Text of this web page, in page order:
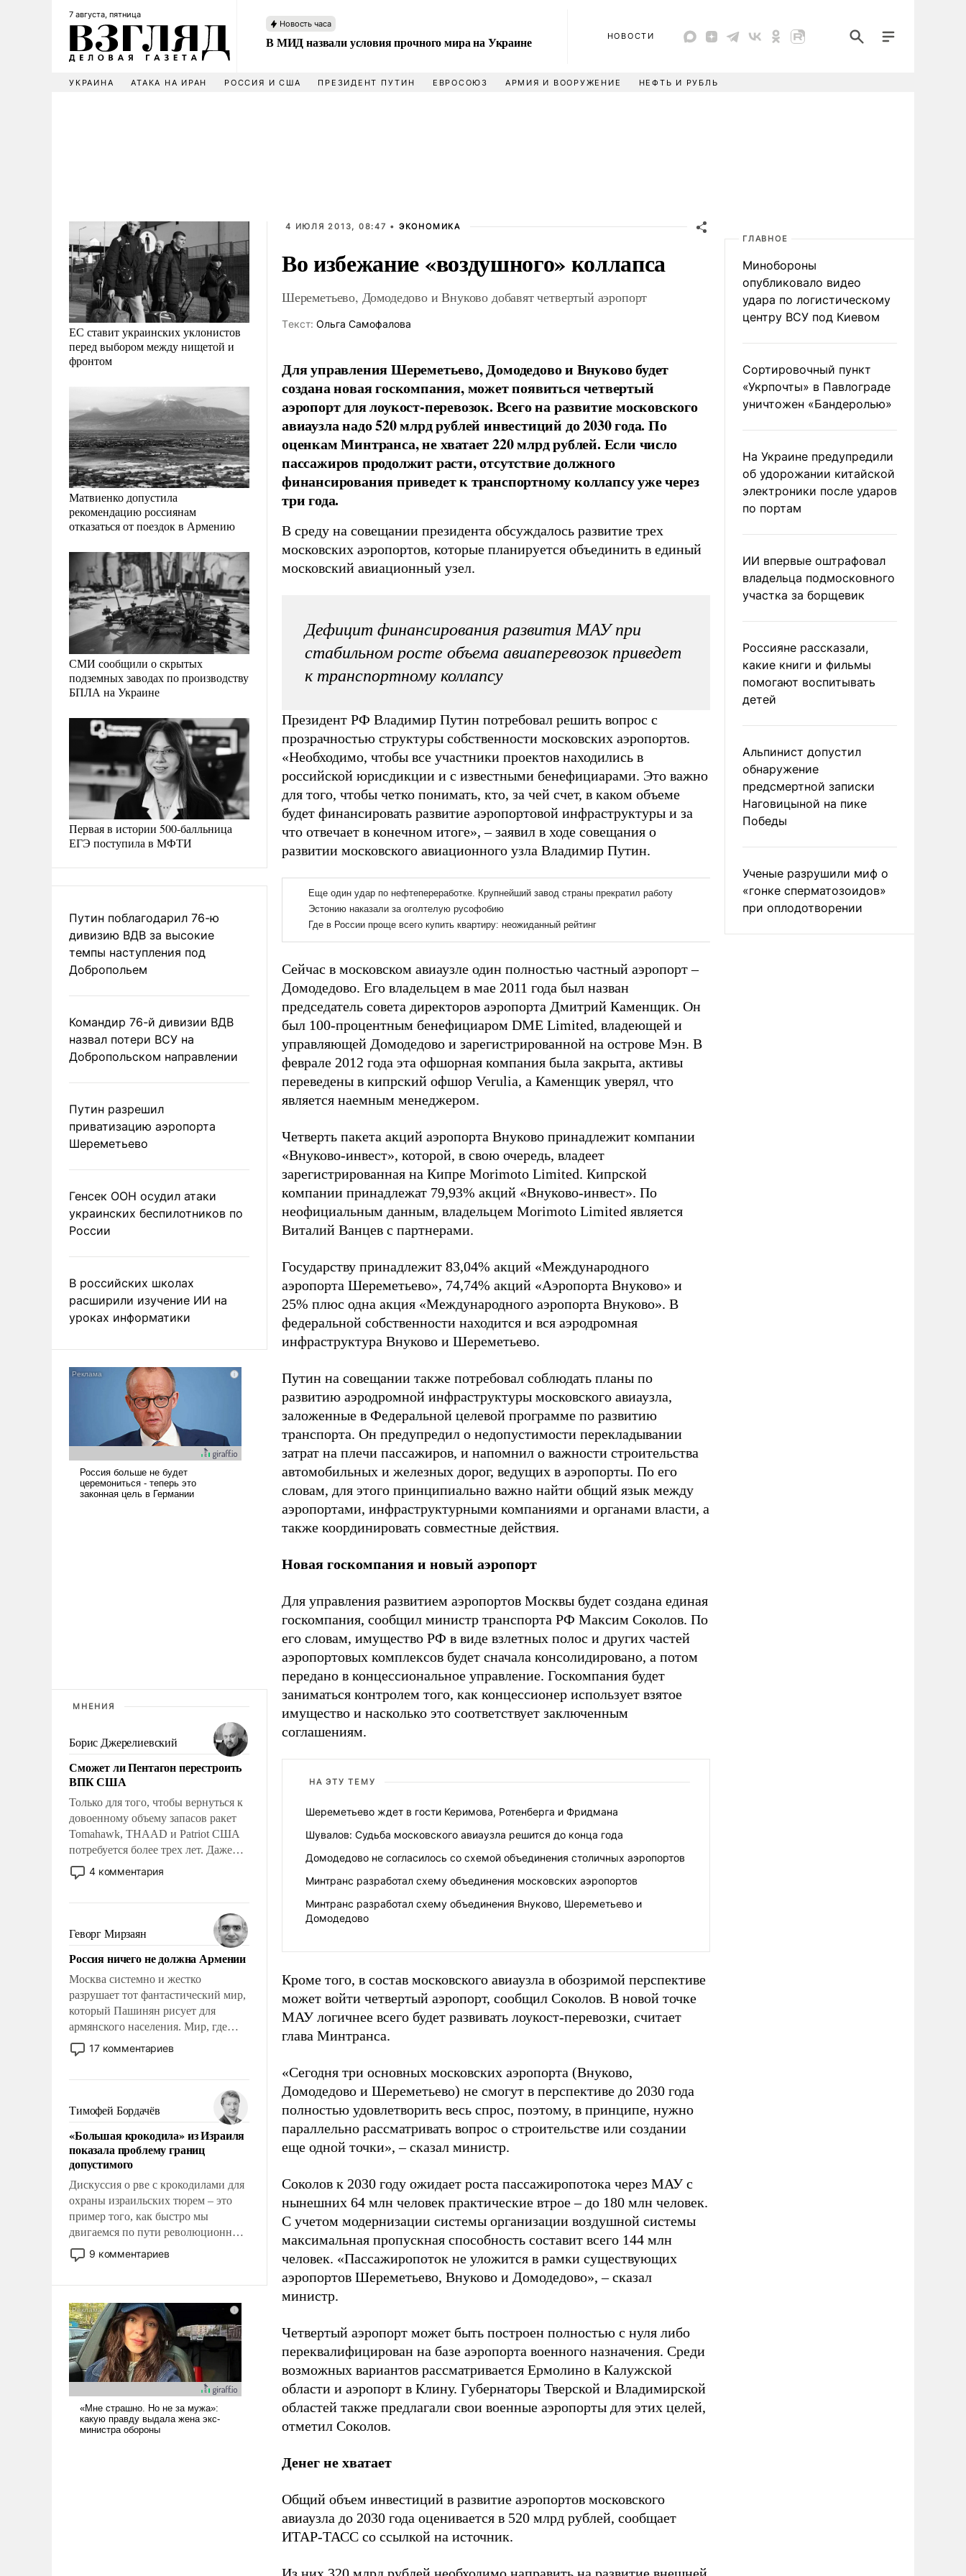
7 августа, пятница
Новость часа
В МИД назвали условия прочного мира на Украине НОВОСТИ
УКРАИНА АТАКА НА ИРАН РОССИЯ И США ПРЕЗИДЕНТ ПУТИН ЕВРОСОЮЗ АРМИЯ И ВООРУЖЕНИЕ НЕФТЬ И РУБЛЬ
ЕС ставит украинских уклонистов
перед выбором между нищетой и
фронтом
Матвиенко допустила
рекомендацию россиянам
отказаться от поездок в Армению
СМИ сообщили о скрытых
подземных заводах по производству
БПЛА на Украине
Первая в истории 500-балльница
ЕГЭ поступила в МФТИ
Путин поблагодарил 76-ю
дивизию ВДВ за высокие
темпы наступления под
Добропольем
Командир 76-й дивизии ВДВ
назвал потери ВСУ на
Добропольском направлении
Путин разрешил
приватизацию аэропорта
Шереметьево
Генсек ООН осудил атаки
украинских беспилотников по
России
В российских школах
расширили изучение ИИ на
уроках информатики
МНЕНИЯ
Борис Джерелиевский
Сможет ли Пентагон перестроить
ВПК США
Только для того, чтобы вернуться к
довоенному объему запасов ракет
Tomahawk, THAAD и Patriot США
потребуется более трех лет. Даже
небольшая война с Ираном
опустошила американские
уязвимости США, например, перед
Китаем.
4 комментария
Геворг Мирзаян
Россия ничего не должна Армении
Москва системно и жестко
разрушает тот фантастический мир,
который Пашинян рисует для
армянского населения. Мир, где
политические прожекты будут
безусловно оплачиваться за счет
где Еревану за свои поступки не
нужно отвечать.
17 комментариев
Тимофей Бордачёв
«Большая крокодила» из Израиля
показала проблему границ
допустимого
Дискуссия о рве с крокодилами для
охраны израильских тюрем – это
пример того, как быстро мы
двигаемся по пути революционных
изменений. То, что несколько лет
назад было образом для
9 комментариев
4 ИЮЛЯ 2013, 08:47 • ЭКОНОМИКА
Во избежание «воздушного» коллапса
Шереметьево, Домодедово и Внуково добавят четвертый аэропорт
Tекст: Ольга Самофалова
Для управления Шереметьево, Домодедово и Внуково будет
создана новая госкомпания, может появиться четвертый
аэропорт для лоукост-перевозок. Всего на развитие московского
авиаузла надо 520 млрд рублей инвестиций до 2030 года. По
оценкам Минтранса, не хватает 220 млрд рублей. Если число
пассажиров продолжит расти, отсутствие должного
финансирования приведет к транспортному коллапсу уже через
три года.
В среду на совещании президента обсуждалось развитие трех
московских аэропортов, которые планируется объединить в единый
московский авиационный узел.
Дефицит финансирования развития МАУ при
стабильном росте объема авиаперевозок приведет
к транспортному коллапсу
Президент РФ Владимир Путин потребовал решить вопрос с
прозрачностью структуры собственности московских аэропортов.
«Необходимо, чтобы все участники проектов находились в
российской юрисдикции и с известными бенефициарами. Это важно
для того, чтобы четко понимать, кто, за чей счет, в каком объеме
будет финансировать развитие аэропортовой инфраструктуры и за
что отвечает в конечном итоге», – заявил в ходе совещания о
развитии московского авиационного узла Владимир Путин.
Сейчас в московском авиаузле один полностью частный аэропорт –
Домодедово. Его владельцем в мае 2011 года был назван
председатель совета директоров аэропорта Дмитрий Каменщик. Он
был 100-процентным бенефициаром DME Limited, владеющей и
управляющей Домодедово и зарегистрированной на острове Мэн. В
феврале 2012 года эта офшорная компания была закрыта, активы
переведены в кипрский офшор Verulia, а Каменщик уверял, что
является наемным менеджером.
Четверть пакета акций аэропорта Внуково принадлежит компании
«Внуково-инвест», которой, в свою очередь, владеет
зарегистрированная на Кипре Morimoto Limited. Кипрской
компании принадлежат 79,93% акций «Внуково-инвест». По
неофициальным данным, владельцем Morimoto Limited является
Виталий Ванцев с партнерами.
Государству принадлежит 83,04% акций «Международного
аэропорта Шереметьево», 74,74% акций «Аэропорта Внуково» и
25% плюс одна акция «Международного аэропорта Внуково». В
федеральной собственности находится и вся аэродромная
инфраструктура Внуково и Шереметьево.
Путин на совещании также потребовал соблюдать планы по
развитию аэродромной инфраструктуры московского авиаузла,
заложенные в Федеральной целевой программе по развитию
транспорта. Он предупредил о недопустимости перекладывании
затрат на плечи пассажиров, и напомнил о важности строительства
автомобильных и железных дорог, ведущих в аэропорты. По его
словам, для этого принципиально важно найти общий язык между
аэропортами, инфраструктурными компаниями и органами власти, а
также координировать совместные действия.
Новая госкомпания и новый аэропорт
Для управления развитием аэропортов Москвы будет создана единая
госкомпания, сообщил министр транспорта РФ Максим Соколов. По
его словам, имущество РФ в виде взлетных полос и других частей
аэропортовых комплексов будет сначала консолидировано, а потом
передано в концессиональное управление. Госкомпания будет
заниматься контролем того, как концессионер использует взятое
имущество и насколько это соответствует заключенным
соглашениям.
НА ЭТУ ТЕМУ
Шереметьево ждет в гости Керимова, Ротенберга и Фридмана
Шувалов: Судьба московского авиаузла решится до конца года
Домодедово не согласилось со схемой объединения столичных аэропортов
Минтранс разработал схему объединения московских аэропортов
Минтранс разработал схему объединения Внуково, Шереметьево и
Домодедово
Кроме того, в состав московского авиаузла в обозримой перспективе
может войти четвертый аэропорт, сообщил Соколов. В новой точке
МАУ логичнее всего будет развивать лоукост-перевозки, считает
глава Минтранса.
«Сегодня три основных московских аэропорта (Внуково,
Домодедово и Шереметьево) не смогут в перспективе до 2030 года
полностью удовлетворить весь спрос, поэтому, в принципе, нужно
параллельно рассматривать вопрос о строительстве или создании
еще одной точки», – сказал министр.
Соколов к 2030 году ожидает роста пассажиропотока через МАУ с
нынешних 64 млн человек практические втрое – до 180 млн человек.
С учетом модернизации системы организации воздушной системы
максимальная пропускная способность составит всего 144 млн
человек. «Пассажиропоток не уложится в рамки существующих
аэропортов Шереметьево, Внуково и Домодедово», – сказал
министр.
Четвертый аэропорт может быть построен полностью с нуля либо
переквалифицирован на базе аэропорта военного назначения. Среди
возможных вариантов рассматривается Ермолино в Калужской
области и аэропорт в Клину. Губернаторы Тверской и Владимирской
областей также предлагали свои военные аэропорты для этих целей,
отметил Соколов.
Денег не хватает
Общий объем инвестиций в развитие аэропортов московского
авиаузла до 2030 года оценивается в 520 млрд рублей, сообщает
ИТАР-ТАСС со ссылкой на источник.
ГЛАВНОЕ
Минобороны
опубликовало видео
удара по логистическому
центру ВСУ под Киевом
Сортировочный пункт
«Укрпочты» в Павлограде
уничтожен «Бандеролью»
На Украине предупредили
об удорожании китайской
электроники после ударов
по портам
ИИ впервые оштрафовал
владельца подмосковного
участка за борщевик
Россияне рассказали,
какие книги и фильмы
помогают воспитывать
детей
Альпинист допустил
обнаружение
предсмертной записки
Наговицыной на пике
Победы
Ученые разрушили миф о
«гонке сперматозоидов»
при оплодотворении